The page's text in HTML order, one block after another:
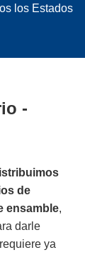
los Estados
-
de
ensamble,
darle
ya